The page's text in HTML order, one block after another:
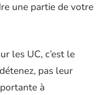
une partie de votre
les UC, c’est le
pas leur
à